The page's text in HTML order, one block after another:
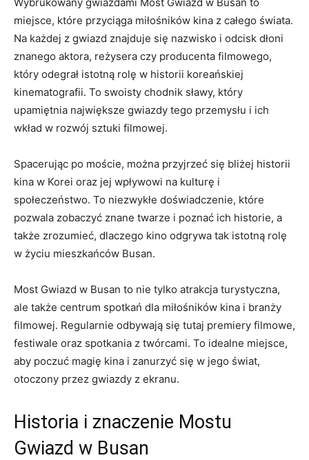
miejsce, które⁢ przyciąga miłośników‍ kina z całego świata.
Na każdej z gwiazd znajduje​ się nazwisko i odcisk dłoni
znanego aktora, reżysera czy producenta filmowego,
który odegrał istotną rolę‌ w historii koreańskiej
kinematografii. To swoisty chodnik sławy, który‌
upamiętnia największe gwiazdy tego przemysłu i ich
wkład w ‌rozwój sztuki filmowej.
Spacerując po moście, można przyjrzeć się‌ bliżej historii
kina​ w Korei oraz jej ⁢wpływowi na kulturę i
społeczeństwo. ⁢To niezwykłe⁣ doświadczenie,⁣ które
pozwala ⁤zobaczyć znane twarze i poznać ich historie, ⁤a
także zrozumieć, dlaczego‍ kino⁤ odgrywa tak istotną rolę
w życiu mieszkańców Busan.
Most Gwiazd w Busan to nie⁣ tylko ‌atrakcja⁣ turystyczna,
ale⁣ także centrum spotkań dla miłośników kina i ​branży
⁤filmowej. Regularnie odbywają się tutaj premiery filmowe,
festiwale oraz spotkania ⁢z twórcami. To idealne miejsce,
⁢aby‌ poczuć magię‌ kina i zanurzyć⁢ się w jego świat,
otoczony przez gwiazdy z ekranu.
Historia i znaczenie Mostu
Gwiazd w Busan